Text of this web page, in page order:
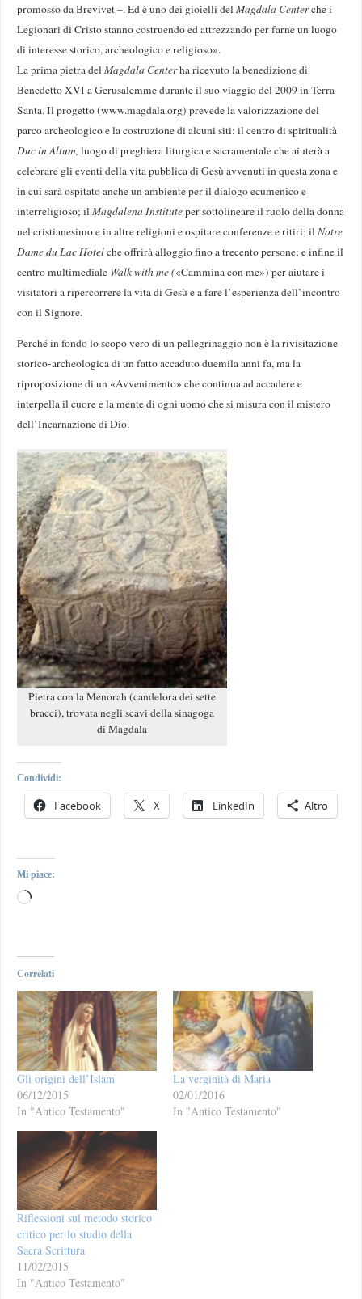
promosso da Brevivet –. Ed è uno dei gioielli delMagdala Centerche i
Legionari di Cristo stanno costruendo ed attrezzando per farne un luogo
di interesse storico, archeologico e religioso».
La prima pietra delMagdala Centerha ricevuto la benedizione di
Benedetto XVI a Gerusalemme durante il suo viaggio del 2009 in Terra
Santa. Il progetto (www.magdala.org) prevede la valorizzazione del
parco archeologico e la costruzione di alcuni siti: il centro di spiritualità
Duc in Altum, luogo di preghiera liturgica e sacramentale che aiuterà a
celebrare gli eventi della vita pubblica di Gesù avvenuti in questa zona e
in cui sarà ospitato anche un ambiente per il dialogo ecumenico e
interreligioso; ilMagdalena Instituteper sottolineare il ruolo della donna
nel cristianesimo e in altre religioni e ospitare conferenze e ritiri; ilNotre
Dame du Lac Hotelche offrirà alloggio fino a trecento persone; e infine il
centro multimediale Walk with me («Cammina con me») per aiutare i
visitatori a ripercorrere la vita di Gesù e a fare l’esperienza dell’incontro
con il Signore.
Perché in fondo lo scopo vero di un pellegrinaggio non è la rivisitazione
storico-archeologica di un fatto accaduto duemila anni fa, ma la
riproposizione di un «Avvenimento» che continua ad accadere e
interpella il cuore e la mente di ogni uomo che si misura con il mistero
dell’Incarnazione di Dio.
Pietra con la Menorah (candelora dei sette
bracci), trovata negli scavi della sinagoga
di Magdala
Condividi:
Facebook X LinkedIn Altro
Mi piace:
Correlati
Gli origini dell’Islam
06/12/2015
In "Antico Testamento"
La verginità di Maria
02/01/2016
In "Antico Testamento"
Riflessioni sul metodo storico
critico per lo studio della
Sacra Scrittura
11/02/2015
In "Antico Testamento"